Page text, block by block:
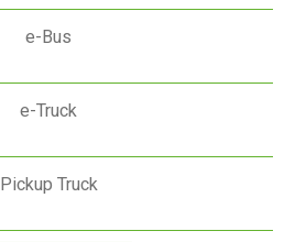
e-Bus
e-Truck
Pickup Truck